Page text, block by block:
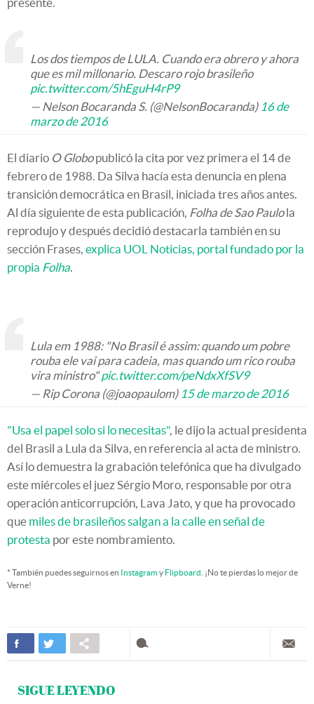
Los dos tiempos de LULA. Cuando era obrero y ahora
que es mil millonario. Descaro rojo brasileño
pic.twitter.com/5hEguH4rP9
— Nelson Bocaranda S. (@NelsonBocaranda) 16 de
marzo de 2016
El diario O Globopublicó la cita por vez primera el 14 de
febrero de 1988. Da Silva hacía esta denuncia en plena
transición democrática en Brasil, iniciada tres años antes.
Al día siguiente de esta publicación, Folha de Sao Paulola
reprodujo y después decidió destacarla también en su
sección Frases, explica UOL Noticias, portal fundado por la
propia Folha.
Lula em 1988: "No Brasil é assim: quando um pobre
rouba ele vai para cadeia, mas quando um rico rouba
vira ministro"pic.twitter.com/peNdxXfSV9
— Rip Corona (@joaopaulom) 15 de marzo de 2016
"Usa el papel solo si lo necesitas", le dijo la actual presidenta
del Brasil a Lula da Silva, en referencia al acta de ministro.
Así lo demuestra la grabación telefónica que ha divulgado
este miércoles el juez Sérgio Moro, responsable por otra
operación anticorrupción, Lava Jato, y que ha provocado
que miles de brasileños salgan a la calle en señal de
protesta por este nombramiento.
* También puedes seguirnos en Instagramy Flipboard . ¡No te pierdas lo mejor de
Verne!
SIGUE LEYENDO